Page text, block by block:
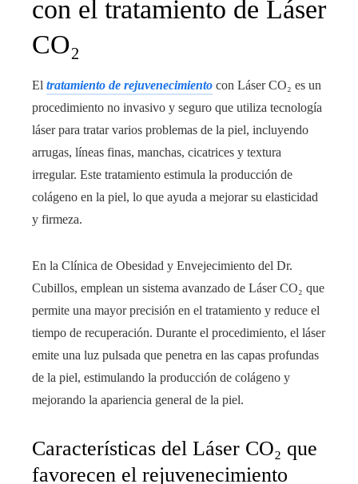
con el tratamiento de Láser
CO₂
El tratamiento de rejuvenecimiento con Láser CO₂ es un
procedimiento no invasivo y seguro que utiliza tecnología
láser para tratar varios problemas de la piel, incluyendo
arrugas, líneas finas, manchas, cicatrices y textura
irregular. Este tratamiento estimula la producción de
colágeno en la piel, lo que ayuda a mejorar su elasticidad
y firmeza.
En la Clínica de Obesidad y Envejecimiento del Dr.
Cubillos, emplean un sistema avanzado de Láser CO₂ que
permite una mayor precisión en el tratamiento y reduce el
tiempo de recuperación. Durante el procedimiento, el láser
emite una luz pulsada que penetra en las capas profundas
de la piel, estimulando la producción de colágeno y
mejorando la apariencia general de la piel.
Características del Láser CO₂ que
favorecen el rejuvenecimiento